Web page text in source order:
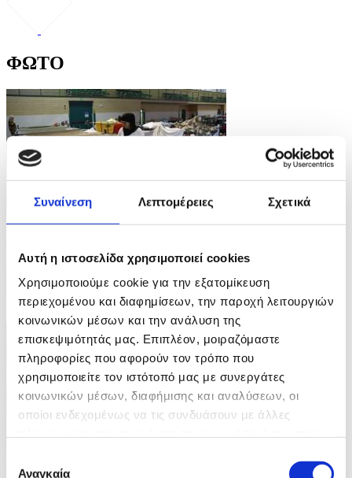
Συναίνεση Λεπτομέρειες Σχετικά
Αυτή η ιστοσελίδα χρησιμοποιεί cookies
Χρησιμοποιούμε cookie για την εξατομίκευση
περιεχομένου και διαφημίσεων, την παροχή λειτουργιών
κοινωνικών μέσων και την ανάλυση της
επισκεψιμότητάς μας. Επιπλέον, μοιραζόμαστε
πληροφορίες που αφορούν τον τρόπο που
χρησιμοποιείτε τον ιστότοπό μας με συνεργάτες
κοινωνικών μέσων, διαφήμισης και αναλύσεων, οι
οποίοι ενδεχομένως να τις συνδυάσουν με άλλες
των υπηρεσιών τους.
Αναγκαία
ΦΩΤΟ
7 Φωτογραφίες
Σε καταφύγια όσοι απομακρύνθηκαν από τις εστίες
τους στην Ισπανία λόγω πυρκαγιών
ID: 10659508
26/07/2026 13:11